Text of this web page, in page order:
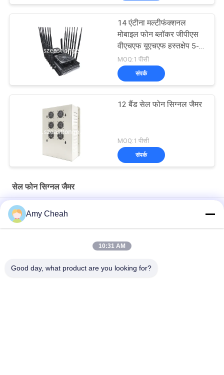
14 एंटीना मल्टीफंक्शनल
मोबाइल फोन ब्लॉकर जीपीएस
वीएचएफ यूएचएफ हस्तक्षेप 5-
80m
MOQ:1 पीसी
संपर्क
12 बैंड सेल फोन सिग्नल जैमर
MOQ:1 पीसी
संपर्क
सेल फोन सिग्नल जैमर
OEM 20 बैंड सेल फोन 2G 3G 4G 5G वाईफ़ाई GPS VHF UHF RC315 433
868 सिग्नल जैमर
Amy Cheah
10:31 AM
Good day, what product are you looking for?